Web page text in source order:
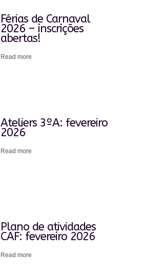
Férias de Carnaval
2026 – inscrições
abertas!
Read more
Ateliers 3ºA: fevereiro
2026
Read more
Plano de atividades
CAF: fevereiro 2026
Read more